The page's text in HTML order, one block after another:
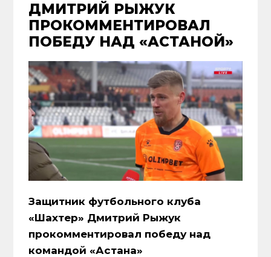
ДМИТРИЙ РЫЖУК
ПРОКОММЕНТИРОВАЛ
ПОБЕДУ НАД «АСТАНОЙ»
Защитник футбольного клуба
«Шахтер» Дмитрий Рыжук
прокомментировал победу над
командой «Астана»